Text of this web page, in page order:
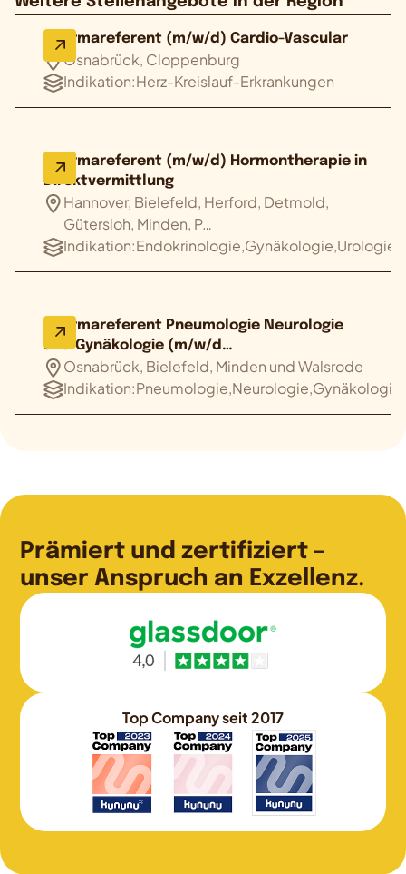
Pharmareferent (m/w/d) Cardio-Vascular
Osnabrück, Cloppenburg
Indikation:Herz-Kreislauf-Erkrankungen
Pharmareferent (m/w/d) Hormontherapie in
Direktvermittlung
Hannover, Bielefeld, Herford, Detmold,
Gütersloh, Minden, P…
Indikation:Endokrinologie,Gynäkologie,Urologie
Pharmareferent Pneumologie Neurologie
und Gynäkologie (m/w/d…
Osnabrück, Bielefeld, Minden und Walsrode
Indikation:Pneumologie,Neurologie,Gynäkologie
Prämiert und zertifiziert –
unser Anspruch an Exzellenz.
Top Company seit 2017